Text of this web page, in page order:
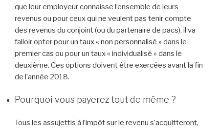
que leur employeur connaisse l’ensemble de leurs
revenus ou pour ceux qui ne veulent pas tenir compte
des revenus du conjoint (ou du partenaire de pacs), il va
falloir opter pour un taux « non personnalisé » dans le
premier cas ou pour un taux « individualisé » dans le
deuxième. Ces options doivent être exercées avant la fin
de l’année 2018.
Pourquoi vous payerez tout de même ?
Tous les assujettis à l’impôt sur le revenu s’acquitteront,